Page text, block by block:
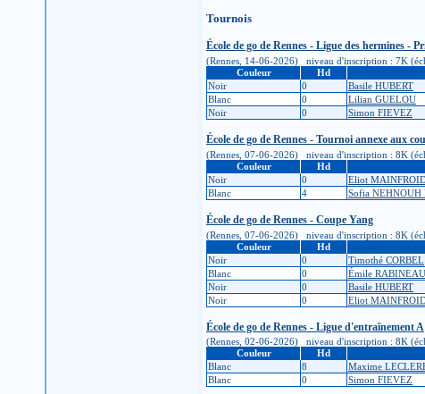
Tournois
École de go de Rennes - Ligue des hermines -
(Rennes, 14-06-2026) niveau d'inscription : 7K
Couleur
Hd
Noir
0 Basile HUBERT
Blanc
0 Lilian GUELOU
Noir
0 Simon FIEVEZ
École de go de Rennes - Tournoi annexe aux
(Rennes, 07-06-2026) niveau d'inscription : 8K
Couleur
Hd
Noir
0 Eliot
Blanc
4 Sofia NEHNOUH
École de go de Rennes - Coupe Yang
(Rennes, 07-06-2026) niveau d'inscription : 8K
Couleur
Hd
Noir
0 Timothé CORBEL
Blanc
0 Émile RABINEAU
Noir
0 Basile HUBERT
Noir
0 Eliot
École de go de Rennes - Ligue d'entraînement A
(Rennes, 02-06-2026) niveau d'inscription : 8K
Couleur
Hd
Blanc
8 Maxime
Blanc
0 Simon FIEVEZ